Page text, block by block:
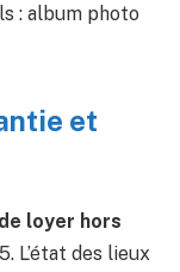
: album photo
et
loyer hors
L’état des lieux